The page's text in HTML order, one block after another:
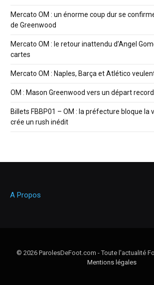
Mercato OM : un énorme coup dur se
de Greenwood
Mercato OM : le retour inattendu d’Angel
cartes
Mercato OM : Naples, Barça et Atlético
OM : Mason Greenwood vers un départ
Billets FBBP01 – OM : la préfecture bloque la
crée un rush inédit
A Propos
© 2026 ParolesDeFoot.com - Toute l'actualité
Mentions légales